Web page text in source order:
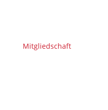
Mitgliedschaft